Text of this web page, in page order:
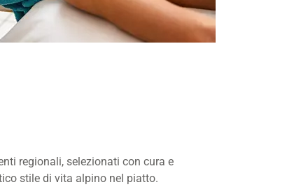
regionali, selezionati con cura e
stile di vita alpino nel piatto.